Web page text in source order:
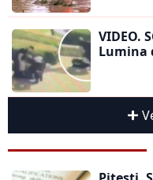
VIDEO.
Lumina